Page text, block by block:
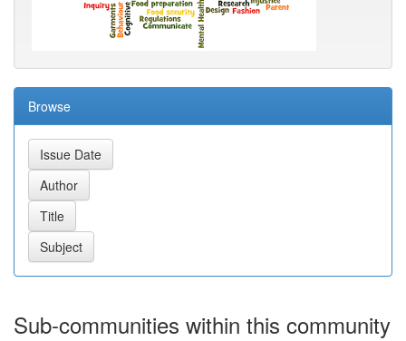
Browse
Sub-communities within this community